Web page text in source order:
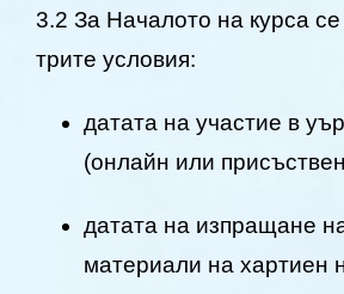
3.2 За Началото на курса
трите условия:
датата на участие в
(онлайн или
датата на изпращане
материали на хартиен